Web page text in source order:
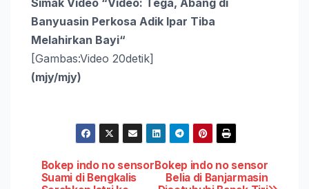
Simak Video “Video: Tega, Abang di
Banyuasin Perkosa Adik Ipar Tiba
Melahirkan Bayi“
[Gambas:Video 20detik]
(mjy/mjy)
Post
Bokep indo no sensor
Belia di Banjarmasin
Bokep indo no sensor
Suami di Bengkalis